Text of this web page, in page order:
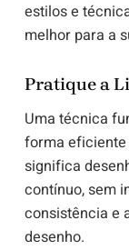
estilos e
melhor para a
Pratique a
Uma técnica
forma eficiente
significa
contínuo, sem
consistência e
desenho.